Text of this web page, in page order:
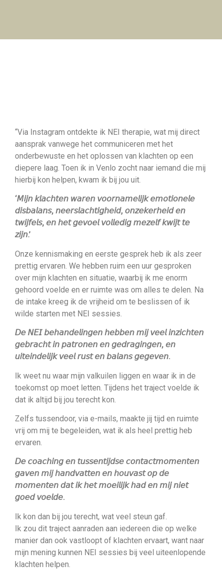
“Via Instagram ontdekte ik NEI therapie, wat mij direct
aansprak vanwege het communiceren met het
onderbewuste en het oplossen van klachten op een
diepere laag. Toen ik in Venlo zocht naar iemand die mij
hierbij kon helpen, kwam ik bij jou uit.
‘𝘔𝘪𝘫𝘯 𝘬𝘭𝘢𝘤𝘩𝘵𝘦𝘯 𝘸𝘢𝘳𝘦𝘯 𝘷𝘰𝘰𝘳𝘯𝘢𝘮𝘦𝘭𝘪𝘫𝘬 𝘦𝘮𝘰𝘵𝘪𝘰𝘯𝘦𝘭𝘦
𝘥𝘪𝘴𝘣𝘢𝘭𝘢𝘯𝘴, 𝘯𝘦𝘦𝘳𝘴𝘭𝘢𝘤𝘩𝘵𝘪𝘨𝘩𝘦𝘪𝘥, 𝘰𝘯𝘻𝘦𝘬𝘦𝘳𝘩𝘦𝘪𝘥 𝘦𝘯
𝘵𝘸𝘪𝘫𝘧𝘦𝘭𝘴, 𝘦𝘯 𝘩𝘦𝘵 𝘨𝘦𝘷𝘰𝘦𝘭 𝘷𝘰𝘭𝘭𝘦𝘥𝘪𝘨 𝘮𝘦𝘻𝘦𝘭𝘧 𝘬𝘸𝘪𝘫𝘵 𝘵𝘦
𝘻𝘪𝘫𝘯.’
Onze kennismaking en eerste gesprek heb ik als zeer
prettig ervaren. We hebben ruim een uur gesproken
over mijn klachten en situatie, waarbij ik me enorm
gehoord voelde en er ruimte was om alles te delen. Na
de intake kreeg ik de vrijheid om te beslissen of ik
wilde starten met NEI sessies.
𝘋𝘦 𝘕𝘌𝘐 𝘣𝘦𝘩𝘢𝘯𝘥𝘦𝘭𝘪𝘯𝘨𝘦𝘯 𝘩𝘦𝘣𝘣𝘦𝘯 𝘮𝘪𝘫 𝘷𝘦𝘦𝘭 𝘪𝘯𝘻𝘪𝘤𝘩𝘵𝘦𝘯
𝘨𝘦𝘣𝘳𝘢𝘤𝘩𝘵 𝘪𝘯 𝘱𝘢𝘵𝘳𝘰𝘯𝘦𝘯 𝘦𝘯 𝘨𝘦𝘥𝘳𝘢𝘨𝘪𝘯𝘨𝘦𝘯, 𝘦𝘯
𝘶𝘪𝘵𝘦𝘪𝘯𝘥𝘦𝘭𝘪𝘫𝘬 𝘷𝘦𝘦𝘭 𝘳𝘶𝘴𝘵 𝘦𝘯 𝘣𝘢𝘭𝘢𝘯𝘴 𝘨𝘦𝘨𝘦𝘷𝘦𝘯.
Ik weet nu waar mijn valkuilen liggen en waar ik in de
toekomst op moet letten. Tijdens het traject voelde ik
dat ik altijd bij jou terecht kon.
Zelfs tussendoor, via e-mails, maakte jij tijd en ruimte
vrij om mij te begeleiden, wat ik als heel prettig heb
ervaren.
𝘋𝘦 𝘤𝘰𝘢𝘤𝘩𝘪𝘯𝘨 𝘦𝘯 𝘵𝘶𝘴𝘴𝘦𝘯𝘵𝘪𝘫𝘥𝘴𝘦 𝘤𝘰𝘯𝘵𝘢𝘤𝘵𝘮𝘰𝘮𝘦𝘯𝘵𝘦𝘯
𝘨𝘢𝘷𝘦𝘯 𝘮𝘪𝘫 𝘩𝘢𝘯𝘥𝘷𝘢𝘵𝘵𝘦𝘯 𝘦𝘯 𝘩𝘰𝘶𝘷𝘢𝘴𝘵 𝘰𝘱 𝘥𝘦
𝘮𝘰𝘮𝘦𝘯𝘵𝘦𝘯 𝘥𝘢𝘵 𝘪𝘬 𝘩𝘦𝘵 𝘮𝘰𝘦𝘪𝘭𝘪𝘫𝘬 𝘩𝘢𝘥 𝘦𝘯 𝘮𝘪𝘫 𝘯𝘪𝘦𝘵
𝘨𝘰𝘦𝘥 𝘷𝘰𝘦𝘭𝘥𝘦.
Ik kon dan bij jou terecht, wat veel steun gaf.
Ik zou dit traject aanraden aan iedereen die op welke
manier dan ook vastloopt of klachten ervaart, want naar
mijn mening kunnen NEI sessies bij veel uiteenlopende
klachten helpen.